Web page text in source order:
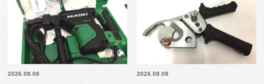
2026.08.08 2026.08.08